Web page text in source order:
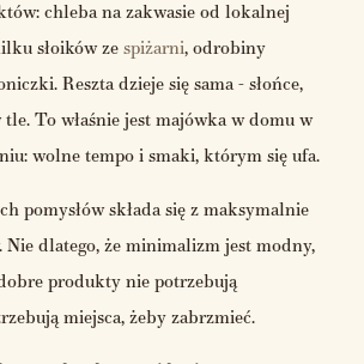
chleba na zakwasie od lokalnej
słoików ze spiżarni, odrobiny
Reszta dzieje się sama - słońce,
To właśnie jest majówka w domu w
wolne tempo i smaki, którym się ufa.
pomysłów składa się z maksymalnie
Nie dlatego, że minimalizm jest modny,
produkty nie potrzebują
miejsca, żeby zabrzmieć.